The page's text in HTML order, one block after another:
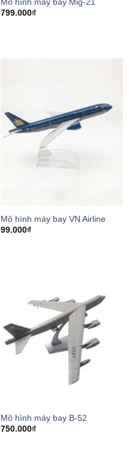
Mô hình máy bay Mig-21
799.000₫
Mô hình máy bay VN Airline
99.000₫
Mô hình máy bay B-52
750.000₫